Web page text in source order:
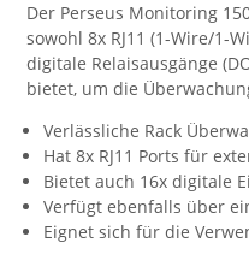
Der Perseus Monitoring
sowohl 8x RJ11 (1-Wire/1-
digitale Relaisausgänge
bietet, um die
Verlässliche Rack
Hat 8x RJ11 Ports für
Bietet auch 16x digitale
Verfügt ebenfalls über
Eignet sich für die